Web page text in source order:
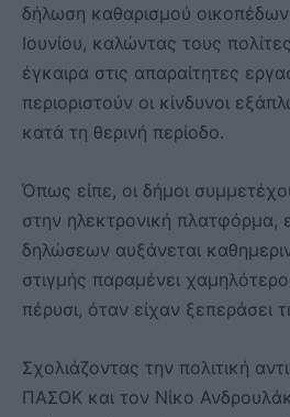
δήλωση καθαρισμού οικοπέδων
Ιουνίου, καλώντας τους
έγκαιρα στις απαραίτητες
περιοριστούν οι κίνδυνοι
κατά τη θερινή περίοδο.
Όπως είπε, οι δήμοι
στην ηλεκτρονική πλατφόρμα,
δηλώσεων αυξάνεται
στιγμής παραμένει
πέρυσι, όταν είχαν ξεπεράσει
Σχολιάζοντας την πολιτική
ΠΑΣΟΚ και τον Νίκο